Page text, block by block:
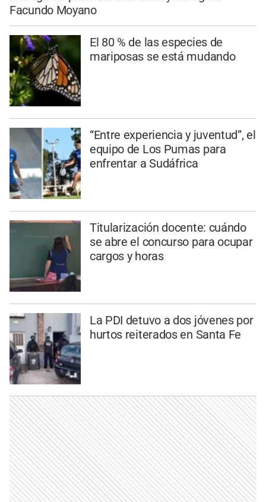
Facundo Moyano
El 80 % de las especies de
mariposas se está mudando
“Entre experiencia y juventud”, el
equipo de Los Pumas para
enfrentar a Sudáfrica
Titularización docente: cuándo
se abre el concurso para ocupar
cargos y horas
La PDI detuvo a dos jóvenes por
hurtos reiterados en Santa Fe